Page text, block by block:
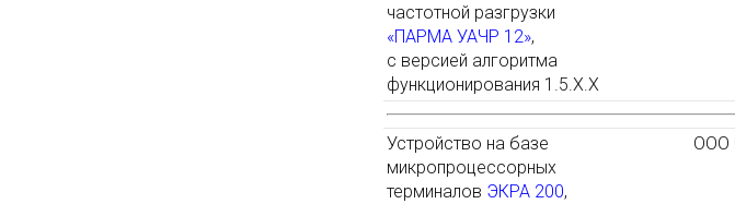
частотной разгрузки
«ПАРМА УАЧР 12»,
с версией алгоритма
функционирования 1.5.Х.Х
Устройство на базе
микропроцессорных
терминалов ЭКРА 200,
ООО